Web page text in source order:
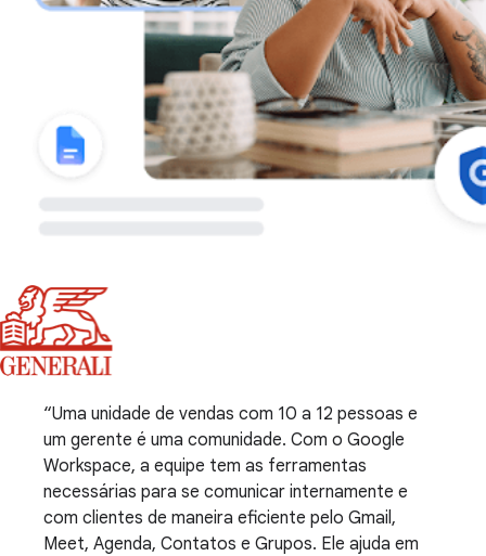
Uma unidade de vendas com 10 a 12 pessoas e
um gerente é uma comunidade. Com o Google
Workspace, a equipe tem as ferramentas
necessárias para se comunicar internamente e
com clientes de maneira eficiente pelo Gmail,
Meet, Agenda, Contatos e Grupos. Ele ajuda em